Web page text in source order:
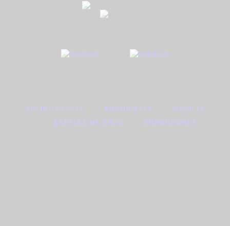
ΑΡΧΙΚΉ ΣΕΛΊΔΑ ΚΟΣΜΉΜΑΤΑ
ΡΟΛΌΓΙΑ
ΣΧΕΤΙΚΆ ΜΕ ΕΜΆΣ
ΕΠΙΚΟΙΝΩΝΊΑ